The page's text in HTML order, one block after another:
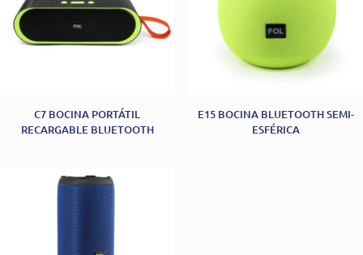
C7 BOCINA PORTÁTIL
RECARGABLE BLUETOOTH
E15 BOCINA BLUETOOTH SEMI-
ESFÉRICA